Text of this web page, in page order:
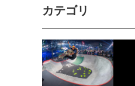
カテゴリ